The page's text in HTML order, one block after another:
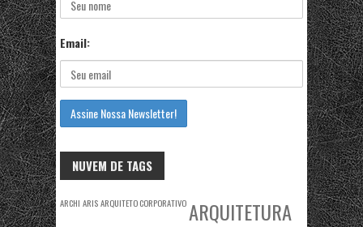
Email:
NUVEM DE TAGS
ARCHI ARISARQUITETO CORPORATIVOARQUITETURA